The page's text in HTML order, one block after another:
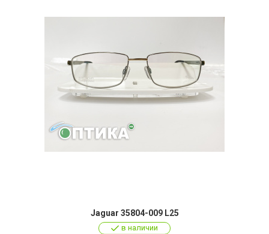
Jaguar 35804-009 L25
в наличии